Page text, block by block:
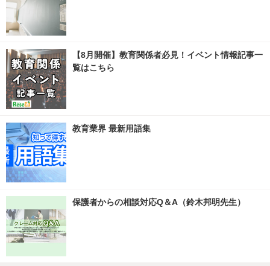
【8月開催】教育関係者必見！イベント情報記事一
覧はこちら
教育業界 最新用語集
保護者からの相談対応Q＆A（鈴木邦明先生）